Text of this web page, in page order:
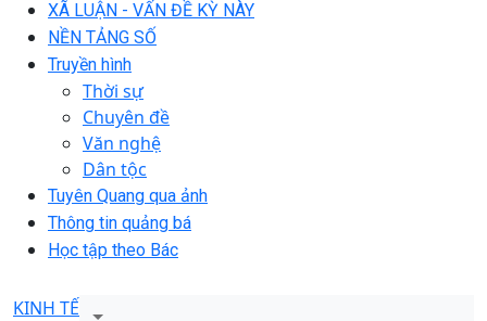
XÃ LUẬN - VẤN ĐỀ KỲ NÀY
NỀN TẢNG SỐ
Truyền hình
Thời sự
Chuyên đề
Văn nghệ
Dân tộc
Tuyên Quang qua ảnh
Thông tin quảng bá
Học tập theo Bác
KINH TẾ